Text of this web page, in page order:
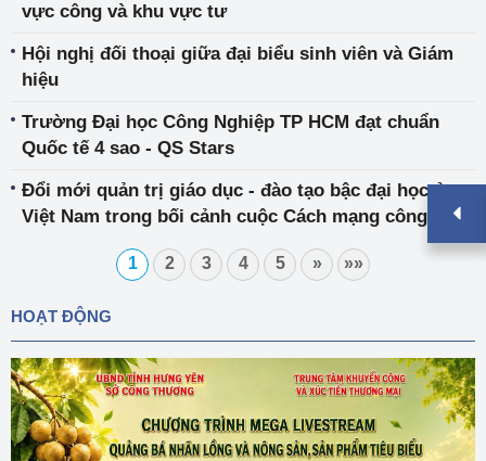
vực công và khu vực tư
Hội nghị đối thoại giữa đại biểu sinh viên và Giám
hiệu
Trường Đại học Công Nghiệp TP HCM đạt chuẩn
Quốc tế 4 sao - QS Stars
Đổi mới quản trị giáo dục - đào tạo bậc đại học ở
Việt Nam trong bối cảnh cuộc Cách mạng công
1 2 3 4 5 » »»
HOẠT ĐỘNG